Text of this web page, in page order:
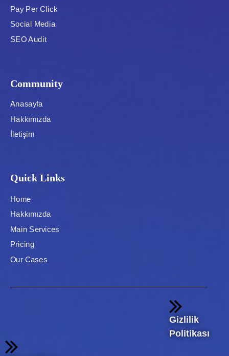
Pay Per Click
Social Media
SEO Audit
Community
Anasayfa
Hakkımızda
İletişim
Quick Links
Home
Hakkımızda
Main Services
Pricing
Our Cases
Gizlilik
Politikası